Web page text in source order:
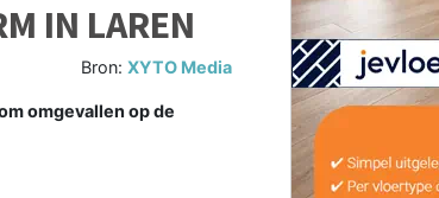
IN LAREN
Bron:XYTO Media
omgevallen op de